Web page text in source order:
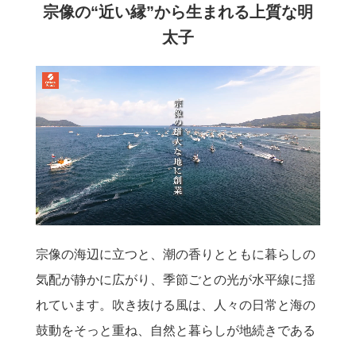
宗像の“近い縁”から生まれる上質な明
太子
宗像の海辺に立つと、潮の香りとともに暮らしの
気配が静かに広がり、季節ごとの光が水平線に揺
れています。吹き抜ける風は、人々の日常と海の
鼓動をそっと重ね、自然と暮らしが地続きである